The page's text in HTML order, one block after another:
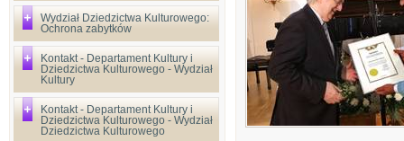
Wydział Dziedzictwa Kulturowego:
Ochrona zabytków
Kontakt - Departament Kultury i
Dziedzictwa Kulturowego - Wydział
Kultury
Kontakt - Departament Kultury i
Dziedzictwa Kulturowego - Wydział
Dziedzictwa Kulturowego